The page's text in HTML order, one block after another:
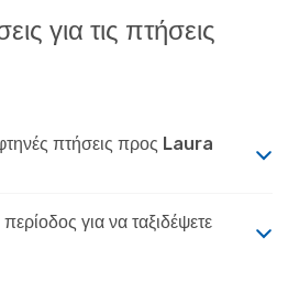
για τις πτήσεις
πτήσεις προς Laura
για να ταξιδέψετε